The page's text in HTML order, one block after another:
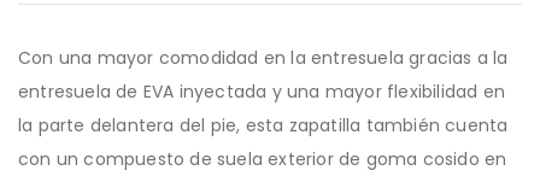
Con una mayor comodidad en la entresuela gracias a la
entresuela de EVA inyectada y una mayor flexibilidad en
la parte delantera del pie, esta zapatilla también cuenta
con un compuesto de suela exterior de goma cosido en